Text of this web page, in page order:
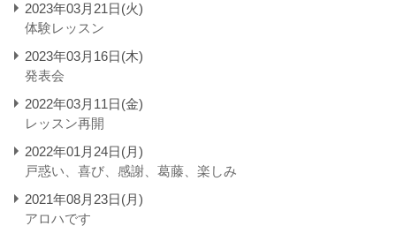
2023年03月21日(火)
体験レッスン
2023年03月16日(木)
発表会
2022年03月11日(金)
レッスン再開
2022年01月24日(月)
戸惑い、喜び、感謝、葛藤、楽しみ
2021年08月23日(月)
アロハです